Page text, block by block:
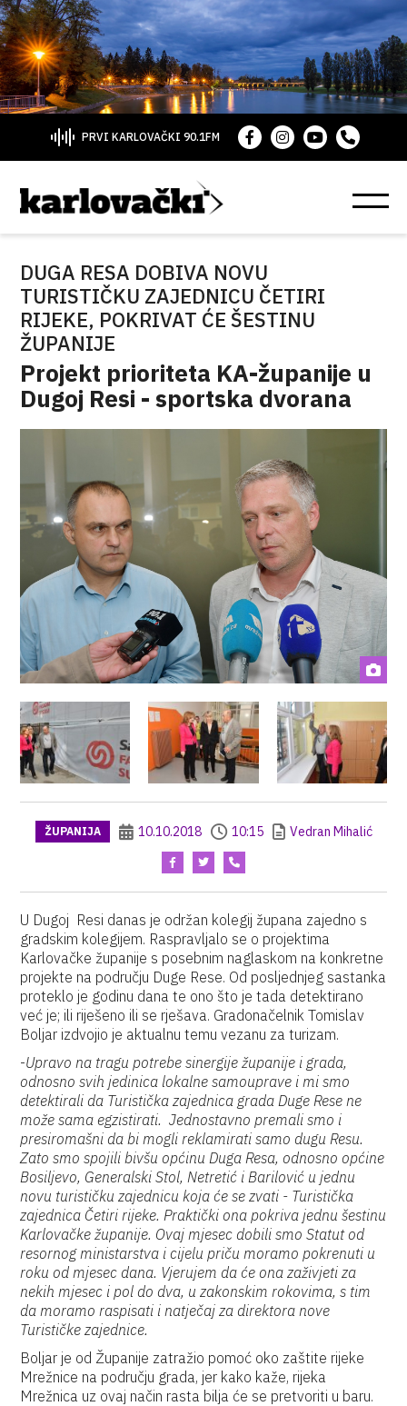
PRVI KARLOVAČKI 90.1FM
DUGA RESA DOBIVA NOVU
TURISTIČKU ZAJEDNICU ČETIRI
RIJEKE, POKRIVAT ĆE ŠESTINU
ŽUPANIJE
Projekt prioriteta KA-županije u
Dugoj Resi - sportska dvorana
ŽUPANIJA 10.10.2018 10:15 Vedran Mihalić
U Dugoj Resi danas je održan kolegij župana zajedno s
gradskim kolegijem. Raspravljalo se o projektima
Karlovačke županije s posebnim naglaskom na konkretne
projekte na području Duge Rese. Od posljednjeg sastanka
proteklo je godinu dana te ono što je tada detektirano
već je; ili riješeno ili se rješava. Gradonačelnik Tomislav
Boljar izdvojio je aktualnu temu vezanu za turizam.
-Upravo na tragu potrebe sinergije županije i grada,
odnosno svih jedinica lokalne samouprave i mi smo
detektirali da Turistička zajednica grada Duge Rese ne
može sama egzistirati. Jednostavno premali smo i
presiromašni da bi mogli reklamirati samo dugu Resu.
Zato smo spojili bivšu općinu Duga Resa, odnosno općine
Bosiljevo, Generalski Stol, Netretić i Barilović u jednu
novu turističku zajednicu koja će se zvati - Turistička
zajednica Četiri rijeke. Praktički ona pokriva jednu šestinu
Karlovačke županije. Ovaj mjesec dobili smo Statut od
resornog ministarstva i cijelu priču moramo pokrenuti u
roku od mjesec dana. Vjerujem da će ona zaživjeti za
nekih mjesec i pol do dva, u zakonskim rokovima, s tim
da moramo raspisati i natječaj za direktora nove
Turističke zajednice.
Boljar je od Županije zatražio pomoć oko zaštite rijeke
Mrežnice na području grada, jer kako kaže, rijeka
Mrežnica uz ovaj način rasta bilja će se pretvoriti u baru.